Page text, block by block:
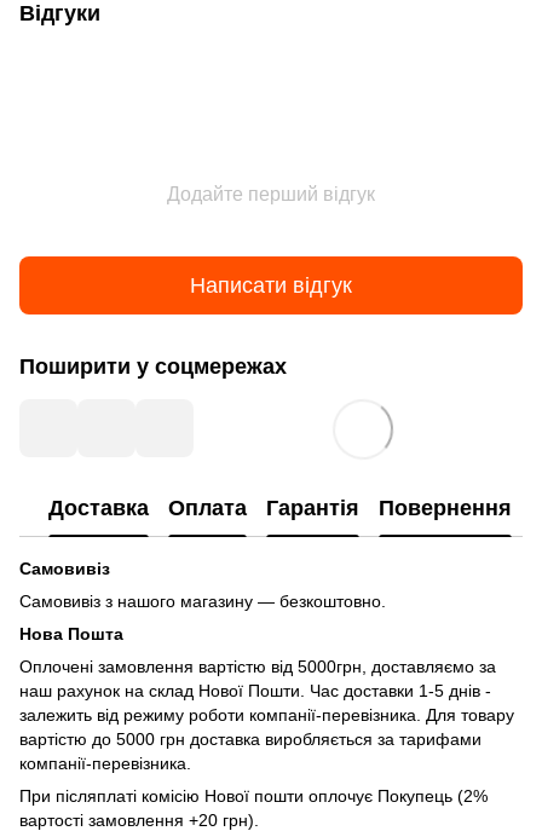
Відгуки
Додайте перший відгук
Написати відгук
Поширити у соцмережах
Доставка Оплата Гарантія Повернення
Самовивіз
Самовивіз з нашого магазину — безкоштовно.
Нова Пошта
Оплочені замовлення вартістю від 5000грн, доставляємо за
наш рахунок на склад Нової Пошти. Час доставки 1-5 днів -
залежить від режиму роботи компанії-перевізника. Для товару
вартістю до 5000 грн доставка виробляється за тарифами
компанії-перевізника.
При післяплаті комісію Нової пошти оплочує Покупець (2%
вартості замовлення +20 грн).